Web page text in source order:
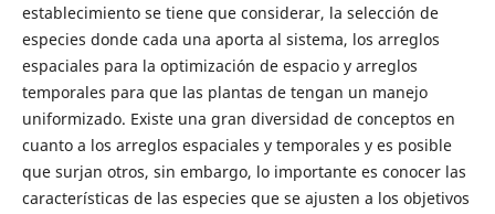
establecimiento se tiene que considerar, la selección de
especies donde cada una aporta al sistema, los arreglos
espaciales para la optimización de espacio y arreglos
temporales para que las plantas de tengan un manejo
uniformizado. Existe una gran diversidad de conceptos en
cuanto a los arreglos espaciales y temporales y es posible
que surjan otros, sin embargo, lo importante es conocer las
características de las especies que se ajusten a los objetivos